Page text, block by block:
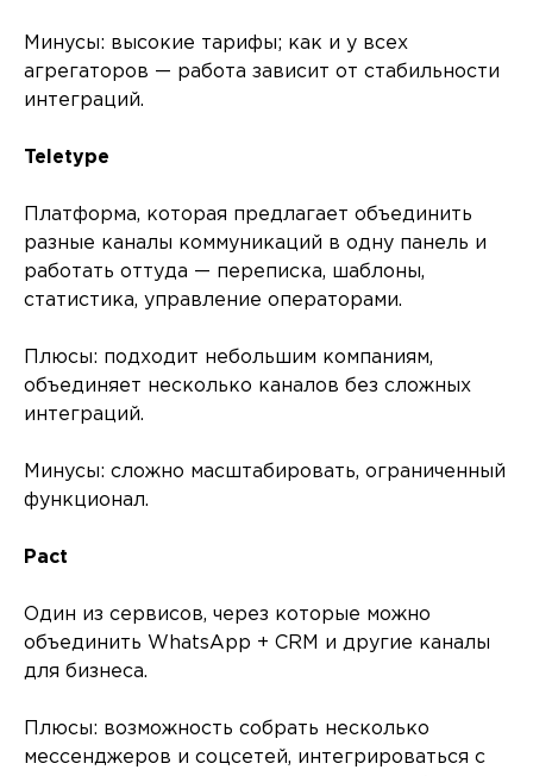
Минусы: высокие тарифы; как и у всех
агрегаторов — работа зависит от стабильности
интеграций.
Teletype
Платформа, которая предлагает объединить
разные каналы коммуникаций в одну панель и
работать оттуда — переписка, шаблоны,
статистика, управление операторами.
Плюсы: подходит небольшим компаниям,
объединяет несколько каналов без сложных
интеграций.
Минусы: сложно масштабировать, ограниченный
функционал.
Pact
Один из сервисов, через которые можно
объединить WhatsApp + CRM и другие каналы
для бизнеса.
Плюсы: возможность собрать несколько
мессенджеров и соцсетей, интегрироваться с